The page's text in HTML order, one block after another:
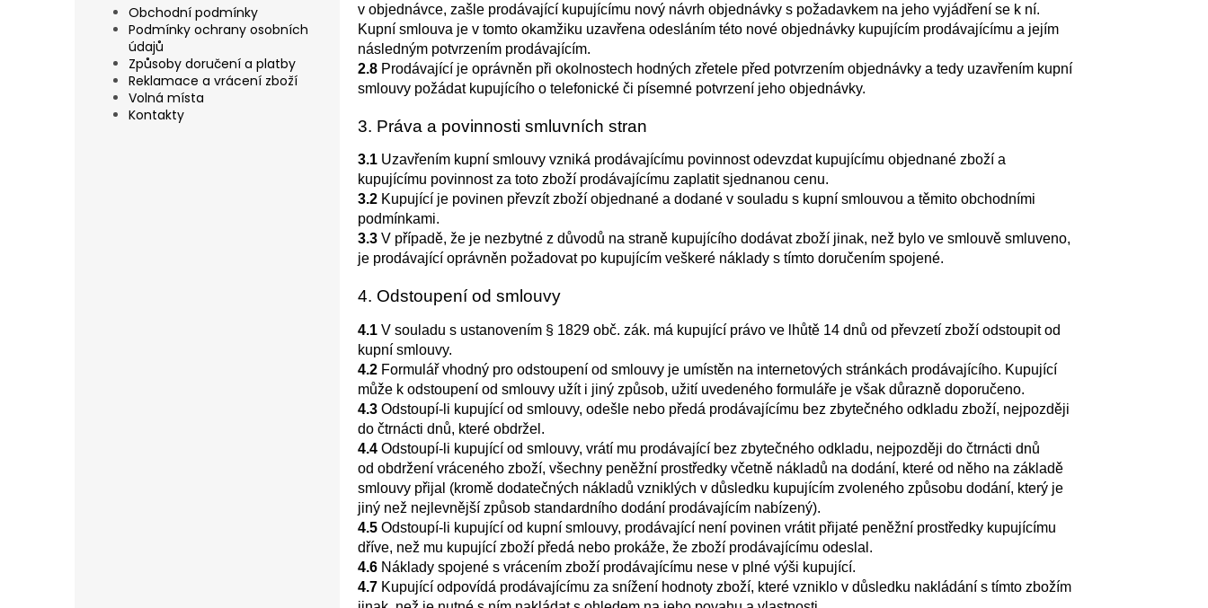
Obchodní podmínky
Podmínky ochrany osobních
údajů
Způsoby doručení a platby
Reklamace a vrácení zboží
Volná místa
Kontakty
v objednávce, zašle prodávající kupujícímu nový návrh objednávky s požadavkem na jeho vyjádření se k ní.
Kupní smlouva je v tomto okamžiku uzavřena odesláním této nové objednávky kupujícím prodávajícímu a jejím
následným potvrzením prodávajícím.
2.8 Prodávající je oprávněn při okolnostech hodných zřetele před potvrzením objednávky a tedy uzavřením kupní
smlouvy požádat kupujícího o telefonické či písemné potvrzení jeho objednávky.
3. Práva a povinnosti smluvních stran
3.1 Uzavřením kupní smlouvy vzniká prodávajícímu povinnost odevzdat kupujícímu objednané zboží a
kupujícímu povinnost za toto zboží prodávajícímu zaplatit sjednanou cenu.
3.2 Kupující je povinen převzít zboží objednané a dodané v souladu s kupní smlouvou a těmito obchodními
podmínkami.
3.3 V případě, že je nezbytné z důvodů na straně kupujícího dodávat zboží jinak, než bylo ve smlouvě smluveno,
je prodávající oprávněn požadovat po kupujícím veškeré náklady s tímto doručením spojené.
4. Odstoupení od smlouvy
4.1 V souladu s ustanovením § 1829 obč. zák. má kupující právo ve lhůtě 14 dnů od převzetí zboží odstoupit od
kupní smlouvy.
4.2 Formulář vhodný pro odstoupení od smlouvy je umístěn na internetových stránkách prodávajícího. Kupující
může k odstoupení od smlouvy užít i jiný způsob, užití uvedeného formuláře je však důrazně doporučeno.
4.3 Odstoupí-li kupující od smlouvy, odešle nebo předá prodávajícímu bez zbytečného odkladu zboží, nejpozději
do čtrnácti dnů, které obdržel.
4.4 Odstoupí-li kupující od smlouvy, vrátí mu prodávající bez zbytečného odkladu, nejpozději do čtrnácti dnů
od obdržení vráceného zboží, všechny peněžní prostředky včetně nákladů na dodání, které od něho na základě
smlouvy přijal (kromě dodatečných nákladů vzniklých v důsledku kupujícím zvoleného způsobu dodání, který je
jiný než nejlevnější způsob standardního dodání prodávajícím nabízený).
4.5 Odstoupí-li kupující od kupní smlouvy, prodávající není povinen vrátit přijaté peněžní prostředky kupujícímu
dříve, než mu kupující zboží předá nebo prokáže, že zboží prodávajícímu odeslal.
4.6 Náklady spojené s vrácením zboží prodávajícímu nese v plné výši kupující.
4.7 Kupující odpovídá prodávajícímu za snížení hodnoty zboží, které vzniklo v důsledku nakládání s tímto zbožím